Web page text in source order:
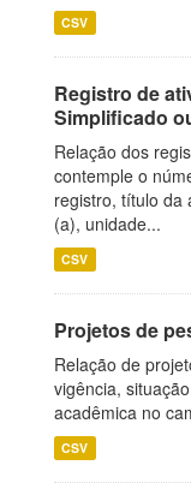
CSV
Registro de
Simplificado
Relação dos
contemple o
registro, título da
(a), unidade...
CSV
Projetos de
Relação de
vigência,
acadêmica no
CSV